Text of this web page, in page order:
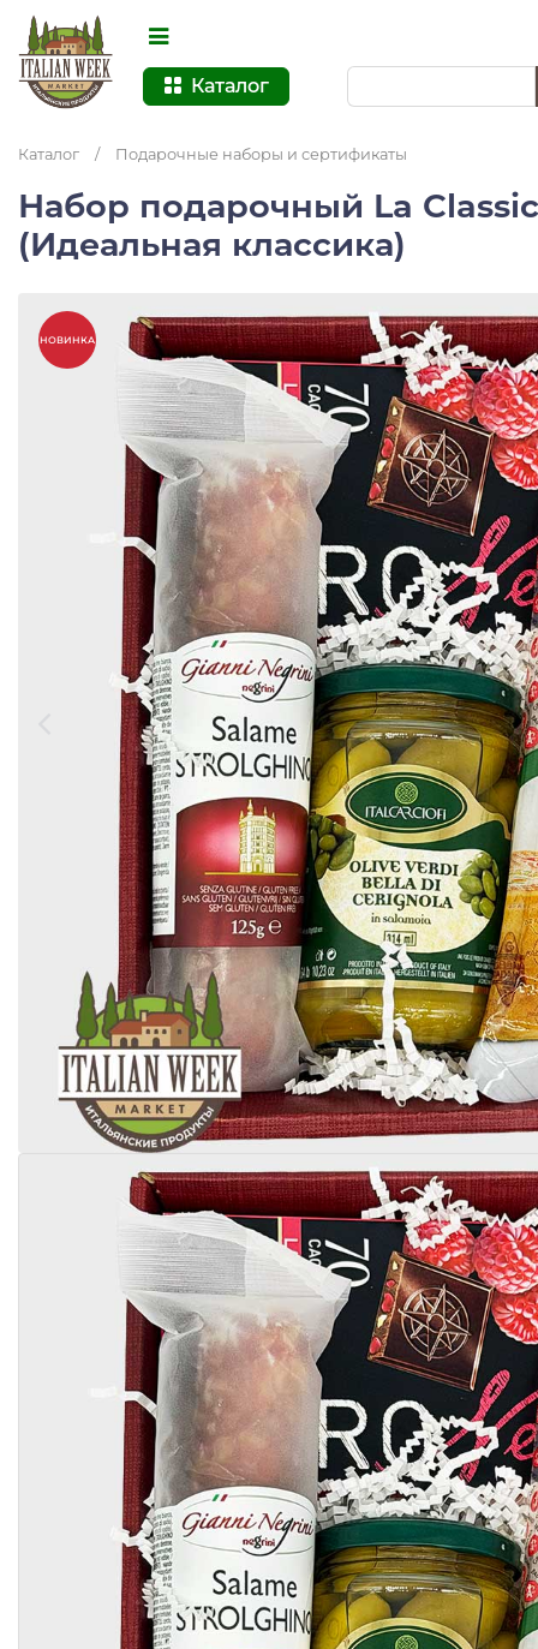
Каталог
Каталог / Подарочные наборы и сертификаты
Набор подарочный La
(Идеальная классика)
НОВИНКА